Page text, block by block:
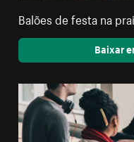
Balões de festa na
Baixar